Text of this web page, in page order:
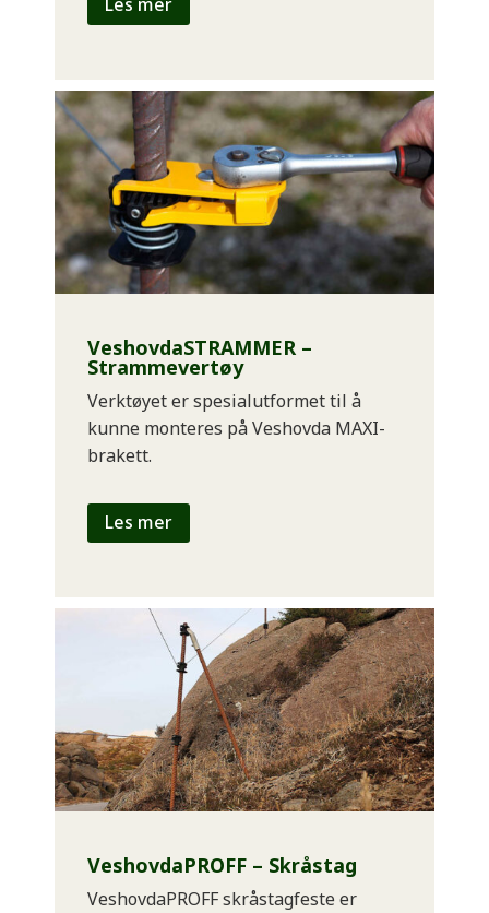
VeshovdaSTRAMMER –
Strammevertøy
Verktøyet er spesialutformet til å
kunne monteres på Veshovda MAXI-
brakett.
Les mer
VeshovdaPROFF – Skråstag
VeshovdaPROFF skråstagfeste er